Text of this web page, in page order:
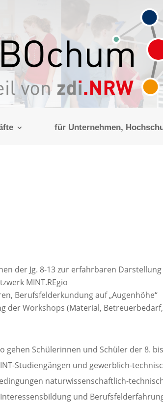
für Unternehmen,
der Jg. 8-13 zur erfahrbaren
MINT.REgio
Berufsfelderkundung auf „Augenhöhe“
der Workshops (Material,
Schülerinnen und Schüler der 8.
Studiengängen und gewerblich-
naturwissenschaftlich-
und